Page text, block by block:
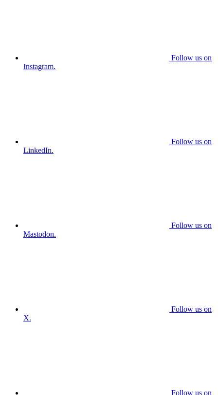
Follow us on
Instagram.
Follow us on
LinkedIn.
Follow us on
Mastodon.
Follow us on
X.
Follow us on